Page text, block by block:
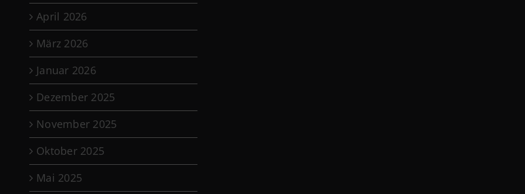
April 2026
März 2026
Januar 2026
Dezember 2025
November 2025
Oktober 2025
Mai 2025